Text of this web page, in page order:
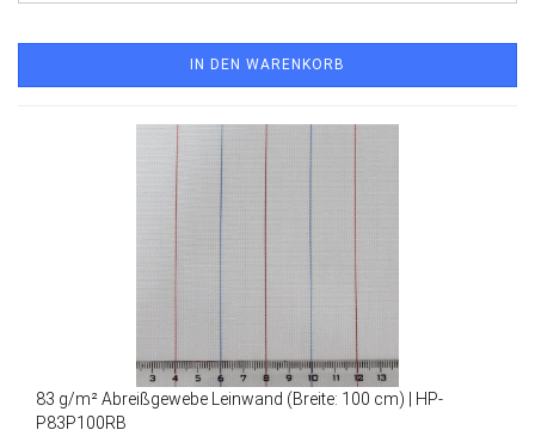
IN DEN WARENKORB
83 g/m² Abreißgewebe Leinwand (Breite: 100 cm) | HP-
P83P100RB